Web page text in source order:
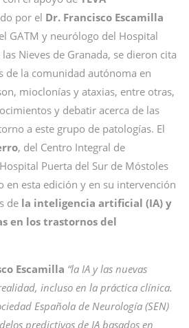
por el Dr. Francisco Escamilla
GATM y neurólogo del Hospital
Nieves de Granada, se dieron cita
de la comunidad autónoma en
mioclonías y ataxias, entre otras,
y debatir acerca de las
a este grupo de patologías. El
, del Centro Integral de
Puerta del Sur de Móstoles
en esta edición y en su intervención
de la inteligencia artificial (IA) y
en los trastornos del
Escamilla “la IA y las nuevas
incluso en la práctica clínica.
Española de Neurología (SEN)
predictivos de IA basados en